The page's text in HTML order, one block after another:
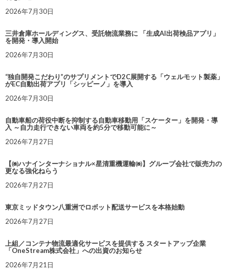
2026年7月30日
三井倉庫ホールディングス、受託物流業務に 「生成AI出荷検品アプリ」
を開発・導入開始
2026年7月30日
“独自開発こだわり”のサプリメントでD2C展開する「ウェルモット製薬」
がEC自動出荷アプリ「シッピーノ」を導入
2026年7月30日
自動車船の荷役中断を抑制する自動車移動用「スケーター」を開発・導
入 ～自力走行できない車両を約5分で移動可能に～
2026年7月27日
【㈱ハナインターナショナル×星清重機運輸㈱】グループ会社で販売力の
更なる強化ねらう
2026年7月27日
東京ミッドタウン八重洲でロボット配送サービスを本格始動
2026年7月27日
上組／コンテナ物流最適化サービスを提供する スタートアップ企業
「OneStream株式会社」への出資のお知らせ
2026年7月21日